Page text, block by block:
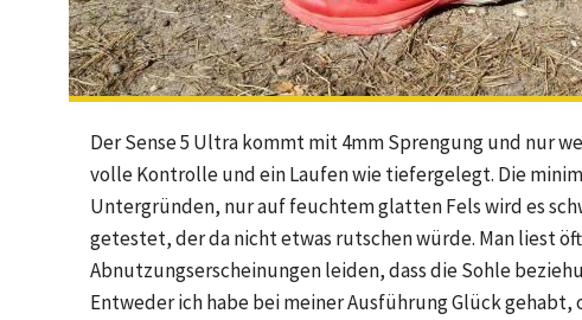
Der Sense 5 Ultra kommt mit 4mm Sprengung und nur
volle Kontrolle und ein Laufen wie tiefergelegt. Die
Untergründen, nur auf feuchtem glatten Fels wird es
getestet, der da nicht etwas rutschen würde. Man liest
Abnutzungserscheinungen leiden, dass die Sohle
Entweder ich habe bei meiner Ausführung Glück gehabt,